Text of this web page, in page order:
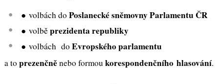
● volbách do Poslanecké sněmovny Parlamentu ČR
● volběprezidenta republiky
● volbách do Evropského parlamentu
a to prezenčněnebo formou korespondenčního hlasování.